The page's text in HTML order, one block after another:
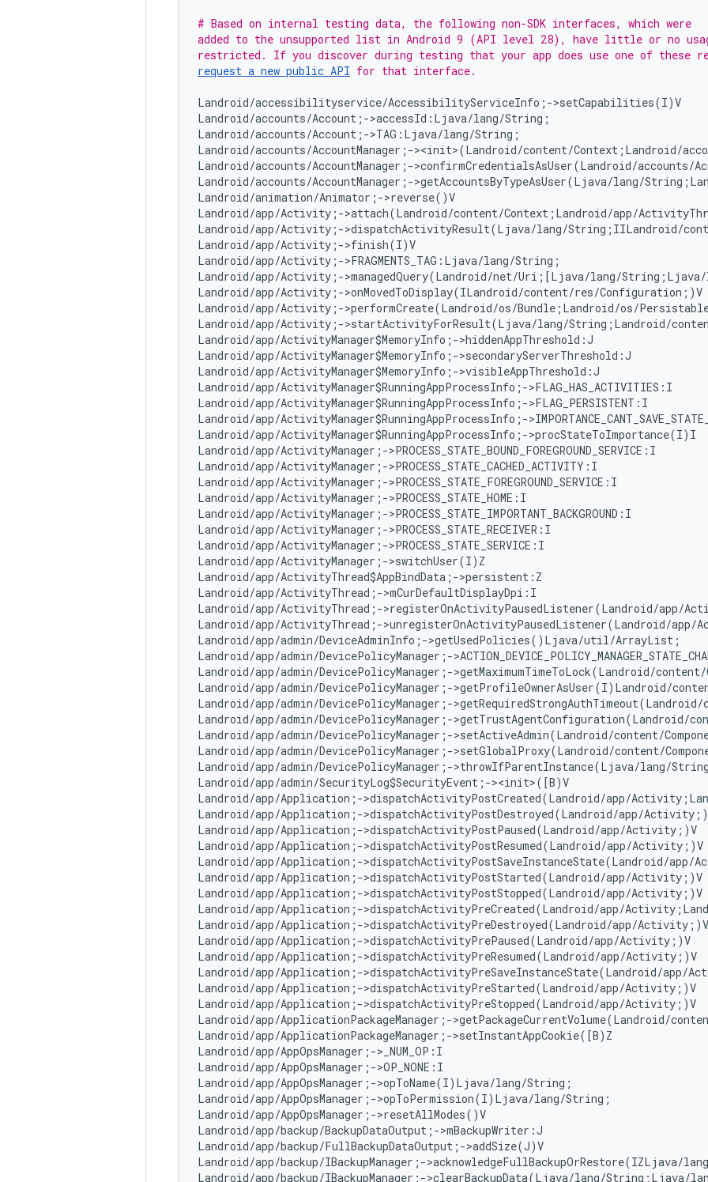
# Based on internal testing data, the following non-SDK interfaces, which were
added to the unsupported list in Android 9 (API level 28), have little or no usage
request a new public API for that interface.